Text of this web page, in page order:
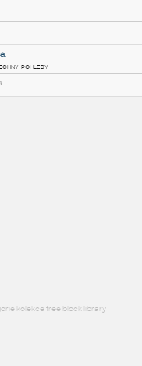
kolekce free block library